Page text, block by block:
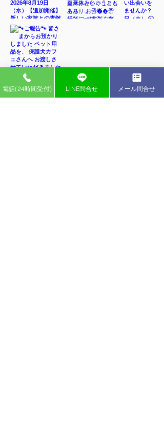
電話(24時間受付) LINE問合せ メール問合せ